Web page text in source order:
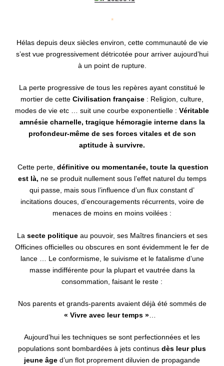
*
Hélas depuis deux siècles environ, cette communauté de vie
s’est vue progressivement détricotée pour arriver aujourd’hui
à un point de rupture.
La perte progressive de tous les repères ayant constitué le
mortier de cette Civilisation française : Religion, culture,
modes de vie etc … suit une courbe exponentielle : Véritable
amnésie charnelle, tragique hémoragie interne dans la
profondeur-même de ses forces vitales et de son
aptitude à survivre.
Cette perte, définitive ou momentanée, toute la question
est là, ne se produit nullement sous l’effet naturel du temps
qui passe, mais sous l’influence d’un flux constant d’
incitations douces, d’encouragements récurrents, voire de
menaces de moins en moins voilées :
La sectepolitiqueau pouvoir, ses Maîtres financiers et ses
Officines officielles ou obscures en sont évidemment le fer de
lance … Le conformisme, le suivisme et le fatalisme d’une
masse indifférente pour la plupart et vautrée dans la
consommation, faisant le reste :
Nos parents et grands-parents avaient déjà été sommés de
« Vivre avec leur temps »
Aujourd’hui les techniques se sont perfectionnées et les
populations sont bombardées à jets continus dès leur plus
jeune âge d’un flot proprement diluvien de propagande